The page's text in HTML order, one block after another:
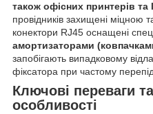
також офісних принтерів та
провідників захищені міцною
конектори RJ45 оснащені
амортизаторами
запобігають випадковому
фіксатора при частому
Ключові переваги
особливості